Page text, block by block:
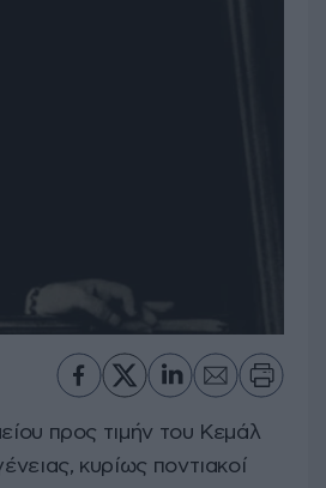
προς τιμήν του Κεμάλ
κυρίως ποντιακοί